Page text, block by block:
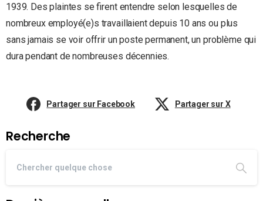
1939. Des plaintes se firent entendre selon lesquelles de
nombreux employé(e)s travaillaient depuis 10 ans ou plus
sans jamais se voir offrir un poste permanent, un problème qui
dura pendant de nombreuses décennies.
Partager sur Facebook Partager sur X
Recherche